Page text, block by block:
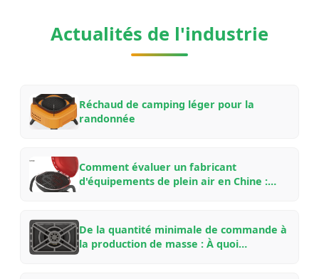
Actualités de l'industrie
Réchaud de camping léger pour la
randonnée
Comment évaluer un fabricant
d'équipements de plein air en Chine :
2026
De la quantité minimale de commande à
la production de masse : À quoi